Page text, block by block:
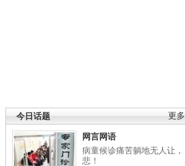
更多
今日话题
网言网语
病童候诊痛苦躺地无人让，
悲！